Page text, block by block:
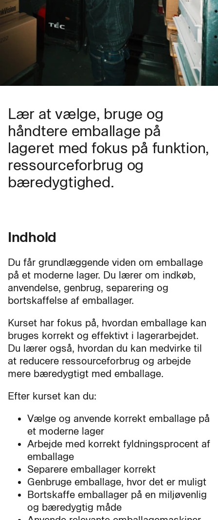
Lær at vælge, bruge og
håndtere emballage på
lageret med fokus på funktion,
ressourceforbrug og
bæredygtighed.
Indhold
Du får grundlæggende viden om emballage
på et moderne lager. Du lærer om indkøb,
anvendelse, genbrug, separering og
bortskaffelse af emballager.
Kurset har fokus på, hvordan emballage kan
bruges korrekt og effektivt i lagerarbejdet.
Du lærer også, hvordan du kan medvirke til
at reducere ressourceforbrug og arbejde
mere bæredygtigt med emballage.
Efter kurset kan du:
Vælge og anvende korrekt emballage på
et moderne lager
Arbejde med korrekt fyldningsprocent af
emballage
Separere emballager korrekt
Genbruge emballage, hvor det er muligt
Bortskaffe emballager på en miljøvenlig
og bæredygtig måde